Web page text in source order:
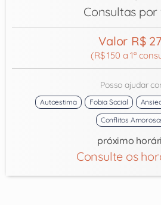
Consultas por
Valor R$
(R$ 150 a 1ª
Posso ajudar
Autoestima Fobia Social
Conflitos
próximo
Consulte os